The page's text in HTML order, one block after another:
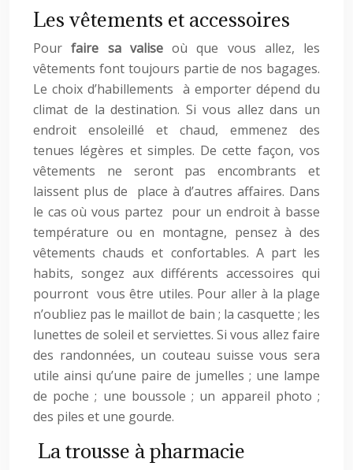
Les vêtements et accessoires
Pourfaire sa valiseoù que vous allez, les
vêtements font toujours partie de nos bagages.
Le choix d’habillements à emporter dépend du
climat de la destination. Si vous allez dans un
endroit ensoleillé et chaud, emmenez des
tenues légères et simples. De cette façon, vos
vêtements ne seront pas encombrants et
laissent plus de place à d’autres affaires. Dans
le cas où vous partez pour un endroit à basse
température ou en montagne, pensez à des
vêtements chauds et confortables. A part les
habits, songez aux différents accessoires qui
pourront vous être utiles. Pour aller à la plage
n’oubliez pas le maillot de bain ; la casquette ; les
lunettes de soleil et serviettes. Si vous allez faire
des randonnées, un couteau suisse vous sera
utile ainsi qu’une paire de jumelles ; une lampe
de poche ; une boussole ; un appareil photo ;
des piles et une gourde.
La trousse à pharmacie